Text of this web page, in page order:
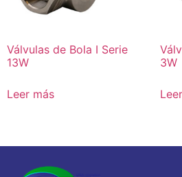
Válvulas de Bola I Serie
13W
Leer más
3W